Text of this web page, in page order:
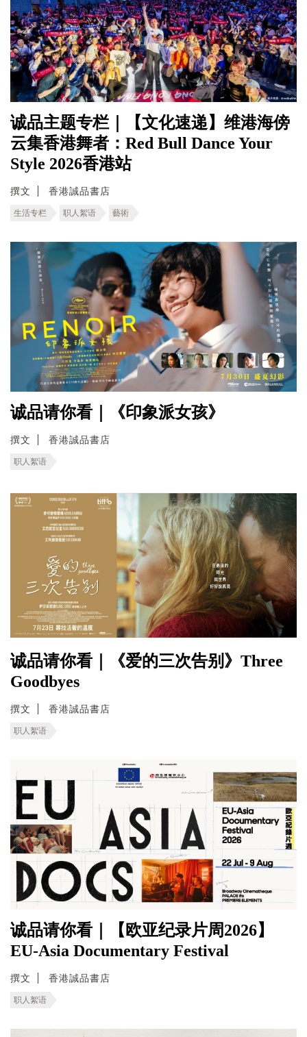
诚品主题专栏｜【文化速递】维港海傍
云集香港舞者：Red Bull Dance Your
Style 2026香港站
撰文 香港誠品書店
生活专栏 职人絮语 藝術
诚品请你看｜《印象派女孩》
撰文 香港誠品書店
职人絮语
诚品请你看｜《爱的三次告别》Three
Goodbyes
撰文 香港誠品書店
职人絮语
诚品请你看｜【欧亚纪录片周2026】
EU-Asia Documentary Festival
撰文 香港誠品書店
职人絮语